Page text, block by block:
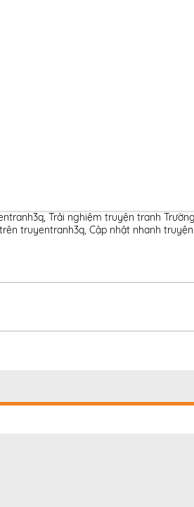
, Trải nghiệm truyện tranh
truyentranh3q, Cập nhật nhanh